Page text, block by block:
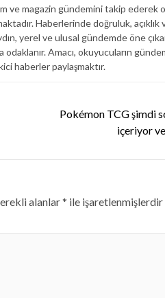
ve magazin gündemini takip ederek
Haberlerinde doğruluk, açıklık
yerel ve ulusal gündemde öne
odaklanır. Amacı, okuyucuların
haberler paylaşmaktır.
Pokémon TCG şimdi
içeriyor
alanlar* ile işaretlenmişlerdir